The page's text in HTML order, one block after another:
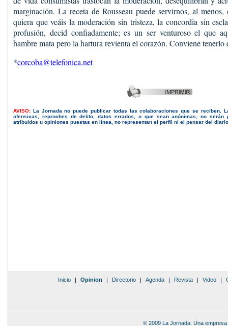
marginación. La receta de Rousseau puede servirnos, al
quiera que veáis la moderación sin tristeza, la concordia sin
profusión, decid confiadamente; es un ser venturoso el que
hambre mata pero la hartura revienta el corazón. Conviene tenerlo
*corcoba@telefonica.net
AVISO: La Jornada no puede publicar todas las colaboraciones que se reciben.
ofensivas, reproches de delito, datos errados, o que sean anónimas, no serán
atribuidos u opiniones puestas en línea, no representan el perfil ni el pensar del
Inicio | Opinion | Directorio | Agenda | Revista | Video |
© 2009 La Jornada. Una